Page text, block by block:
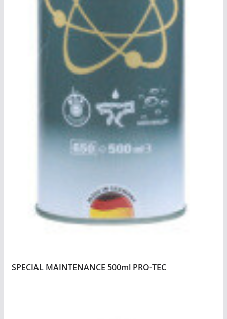
SPECIAL MAINTENANCE 500ml PRO-TEC